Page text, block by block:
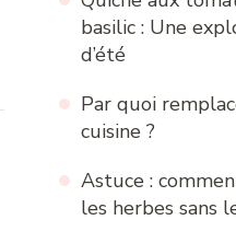
basilic : Une
d’été
Par quoi
cuisine ?
Astuce :
les herbes sans